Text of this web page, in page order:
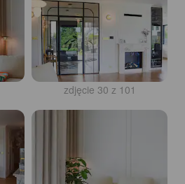
zdjęcie 30 z 101